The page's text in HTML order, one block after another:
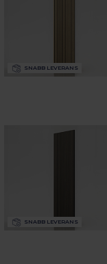
SNABB LEVERANS
SNABB LEVERANS